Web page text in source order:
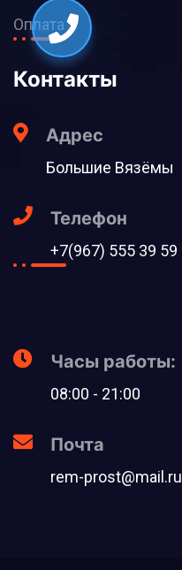
Оплата
Контакты
Адрес
Большие Вязёмы
Телефон
+7(967) 555 39 59
Часы работы:
08:00 - 21:00
Почта
rem-prost@mail.ru